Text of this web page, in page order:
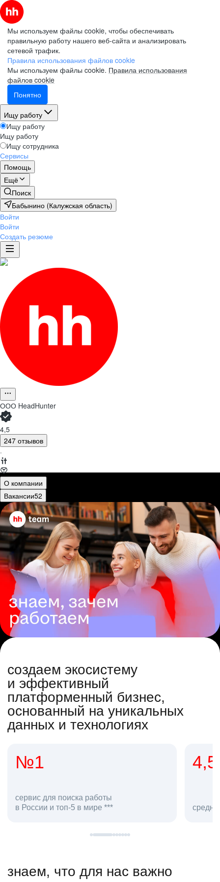
Мы используем файлы cookie, чтобы обеспечивать
правильную работу нашего веб-сайта и анализировать
сетевой трафик.
Правила использования файлов cookie
Мы используем файлы cookie. Правила использования
файлов cookie
Понятно
Ищу работу
Ищу работу
Ищу работу
Ищу сотрудника
Сервисы
Помощь
Ещё
Поиск
Бабынино (Калужская область)
Войти
Войти
Создать резюме
ООО HeadHunter
4,5
247 отзывов
·
О компании
Вакансии52
создаем экосистему
и эффективный
платформенный бизнес,
основанный на уникальных
данных и технологиях
4,5
средняя оценка hh.ru как работодателя **
в hh.ru
знаем, что для нас важно